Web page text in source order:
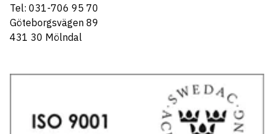
Tel: 031-706 95 70
Göteborgsvägen 89
431 30 Mölndal